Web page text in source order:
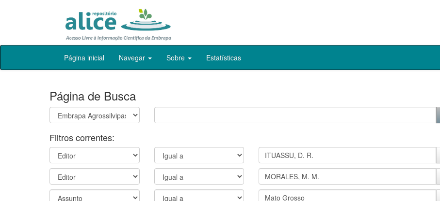
Skip
Página inicial Navegar Sobre Estatísticas
Página de Busca
Filtros correntes: